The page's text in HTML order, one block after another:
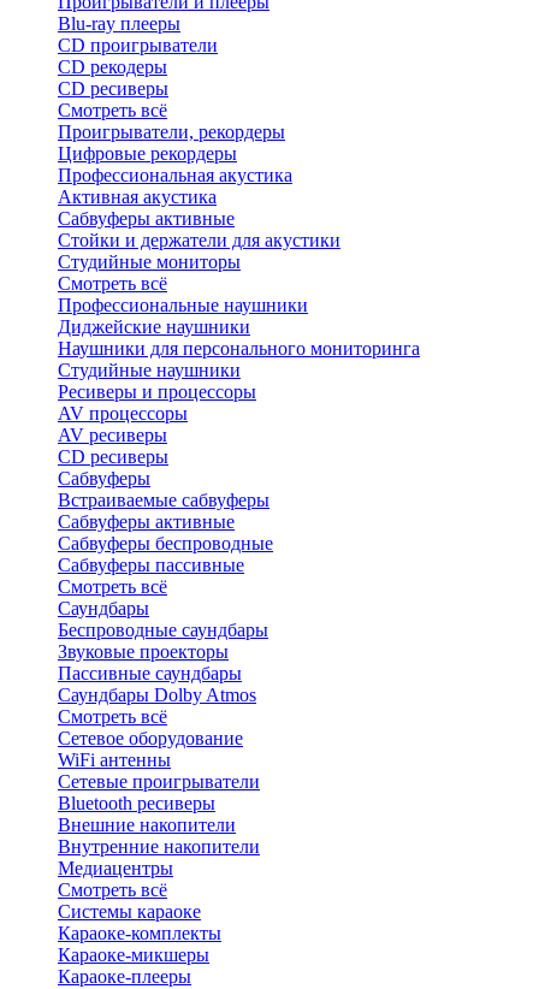
Blu-ray плееры
CD проигрыватели
CD рекодеры
CD ресиверы
Смотреть всё
Проигрыватели, рекордеры
Цифровые рекордеры
Профессиональная акустика
Активная акустика
Сабвуферы активные
Стойки и держатели для акустики
Студийные мониторы
Смотреть всё
Профессиональные наушники
Диджейские наушники
Наушники для персонального мониторинга
Студийные наушники
Ресиверы и процессоры
AV процессоры
AV ресиверы
CD ресиверы
Сабвуферы
Встраиваемые сабвуферы
Сабвуферы активные
Сабвуферы беспроводные
Сабвуферы пассивные
Смотреть всё
Саундбары
Беспроводные саундбары
Звуковые проекторы
Пассивные саундбары
Саундбары Dolby Atmos
Смотреть всё
Сетевое оборудование
WiFi антенны
Сетевые проигрыватели
Bluetooth ресиверы
Внешние накопители
Внутренние накопители
Медиацентры
Смотреть всё
Системы караоке
Караоке-комплекты
Караоке-микшеры
Караоке-плееры